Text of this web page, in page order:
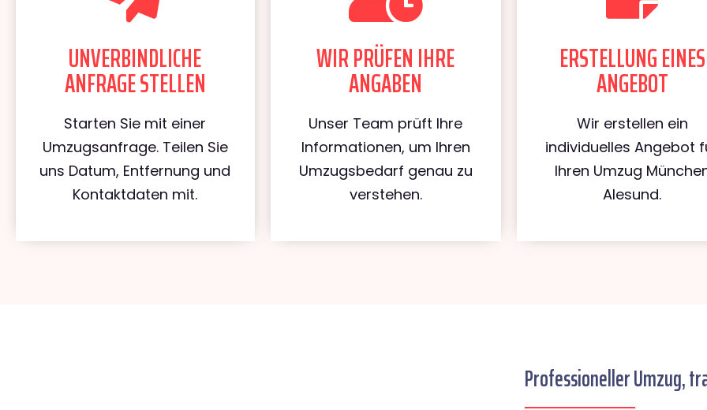
UNVERBINDLICHE
ANFRAGE STELLEN
Starten Sie mit einer
Umzugsanfrage. Teilen Sie
uns Datum, Entfernung und
Kontaktdaten mit.
WIR PRÜFEN IHRE
ANGABEN
Unser Team prüft Ihre
Informationen, um Ihren
Umzugsbedarf genau zu
verstehen.
ERSTELLUNG EINES
ANGEBOT
Wir erstellen ein
individuelles Angebot
Ihren Umzug
Alesund.
Professioneller Umzug,